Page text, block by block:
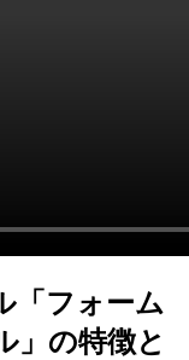
「フォーム
」の特徴と